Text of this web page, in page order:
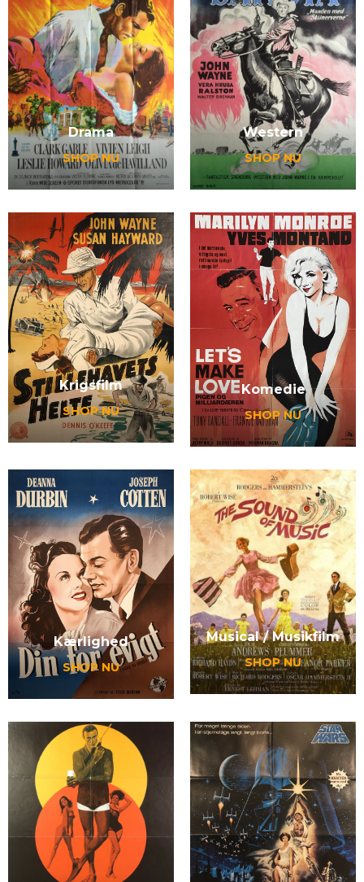
Drama
SHOP NU
Western
SHOP NU
Krigsfilm
SHOP NU
Komedie
SHOP NU
Kærlighed
SHOP NU
Musical / Musikfilm
SHOP NU